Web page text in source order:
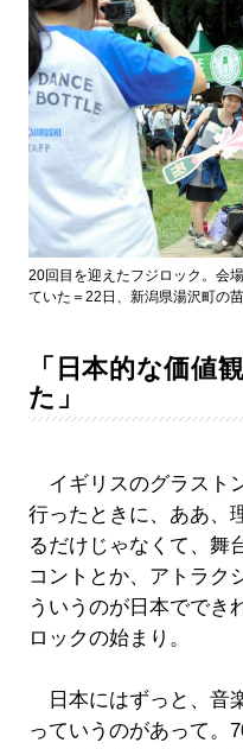
20回目を迎えたフジロック。会
ていた＝22日、新潟県湯沢町の
「日本的な価値
た」
イギリスのグラスト
行ったときに、ああ、
るだけじゃなくて、舞
コントとか、アトラク
ういうのが日本ででき
ロックの始まり。
日本にはずっと、音
っていうのがあって。